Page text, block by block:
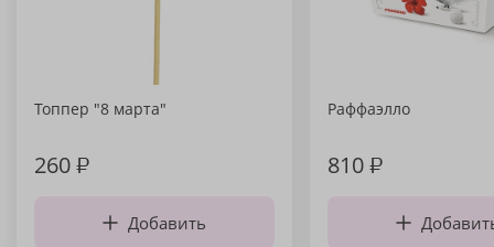
Топпер "8 марта"
260₽
Добавить
Раффаэлло
810₽